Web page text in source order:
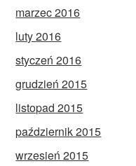
marzec 2016
luty 2016
styczeń 2016
grudzień 2015
listopad 2015
październik 2015
wrzesień 2015